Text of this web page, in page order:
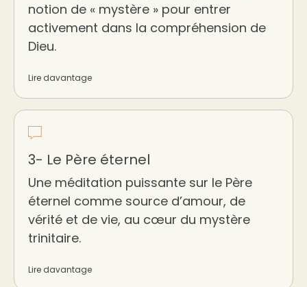
notion de « mystère » pour entrer
activement dans la compréhension de
Dieu.
Lire davantage
3- Le Père éternel
Une méditation puissante sur le Père
éternel comme source d’amour, de
vérité et de vie, au cœur du mystère
trinitaire.
Lire davantage